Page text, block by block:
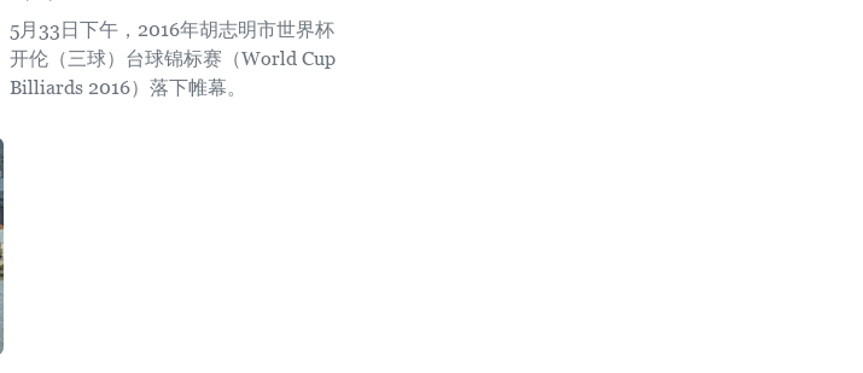
5月33日下午，2016年胡志明市世界杯
开伦（三球）台球锦标赛（World Cup
Billiards 2016）落下帷幕。